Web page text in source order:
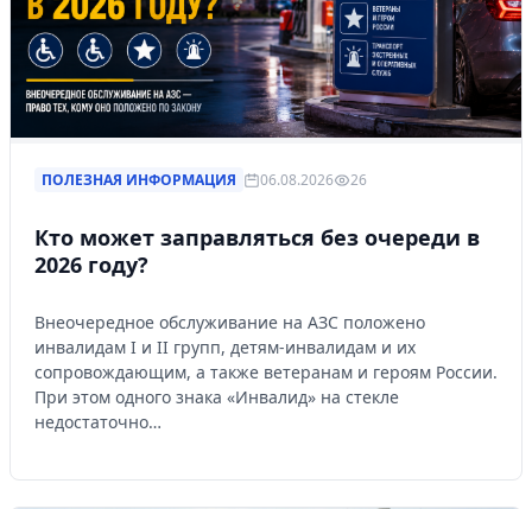
ПОЛЕЗНАЯ ИНФОРМАЦИЯ 06.08.2026 26
Кто может заправляться без очереди в
2026 году?
Внеочередное обслуживание на АЗС положено
инвалидам I и II групп, детям-инвалидам и их
сопровождающим, а также ветеранам и героям России.
При этом одного знака «Инвалид» на стекле
недостаточно…